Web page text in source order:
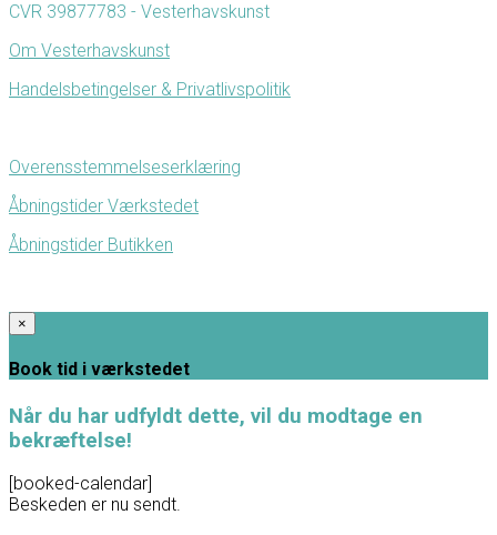
CVR 39877783 - Vesterhavskunst
Om Vesterhavskunst
Handelsbetingelser & Privatlivspolitik
Overensstemmelseserklæring
Åbningstider Værkstedet
Åbningstider Butikken
×
Book tid i værkstedet
Når du har udfyldt dette, vil du modtage en
bekræftelse!
[booked-calendar]
Beskeden er nu sendt.